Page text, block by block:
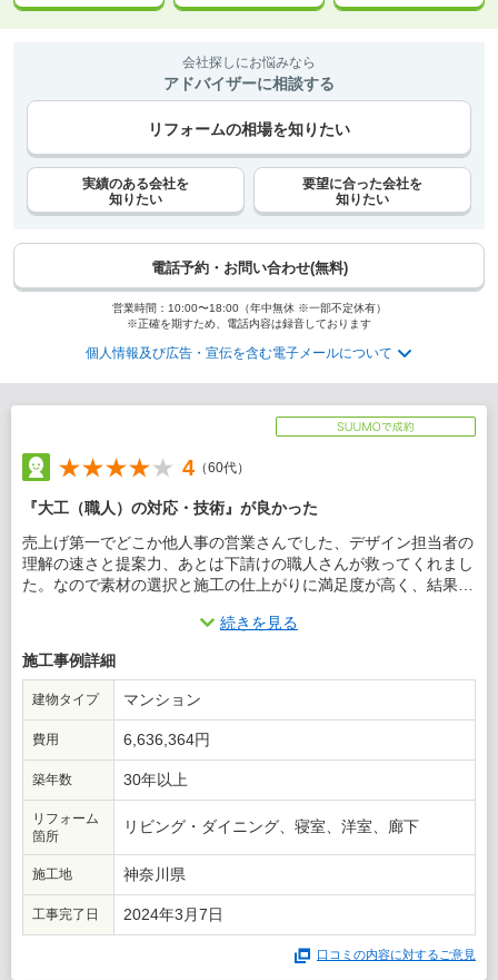
会社探しにお悩みなら
アドバイザーに相談する
リフォームの相場を知りたい
実績のある会社を
知りたい
要望に合った会社を
知りたい
電話予約・お問い合わせ(無料)
営業時間：10:00〜18:00（年中無休 ※一部不定休有）
※正確を期すため、電話内容は録音しております
個人情報及び広告・宣伝を含む電子メールについて
4 （60代）
『大工（職人）の対応・技術』が良かった
売上げ第一でどこか他人事の営業さんでした、デザイン担当者の
理解の速さと提案力、あとは下請けの職人さんが救ってくれまし
た。なので素材の選択と施工の仕上がりに満足度が高く、結果オ
競合の２社が自滅的に対象外となるなか、消極的選択ではありま
したが、最初の面談で素材選びや施工品質を担保してくれそうな
感じもあり決断しました。
続きを見る
施工事例詳細
建物タイプ マンション
費用 6,636,364円
築年数 30年以上
リフォーム
箇所
リビング・ダイニング、寝室、洋室、廊下
施工地 神奈川県
工事完了日 2024年3月7日
口コミの内容に対するご意見